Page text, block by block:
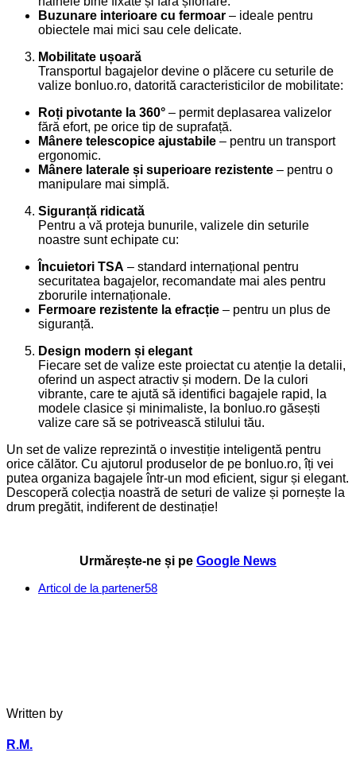
Buzunare interioare cu fermoar – ideale pentru
obiectele mai mici sau cele delicate.
Mobilitate ușoară
Transportul bagajelor devine o plăcere cu seturile de
valize bonluo.ro, datorită caracteristicilor de mobilitate:
Roți pivotante la 360° – permit deplasarea valizelor
fără efort, pe orice tip de suprafață.
Mânere telescopice ajustabile – pentru un transport
ergonomic.
Mânere laterale și superioare rezistente – pentru o
manipulare mai simplă.
Siguranță ridicată
Pentru a vă proteja bunurile, valizele din seturile
noastre sunt echipate cu:
Încuietori TSA – standard internațional pentru
securitatea bagajelor, recomandate mai ales pentru
zborurile internaționale.
Fermoare rezistente la efracție – pentru un plus de
siguranță.
Design modern și elegant
Fiecare set de valize este proiectat cu atenție la detalii,
oferind un aspect atractiv și modern. De la culori
vibrante, care te ajută să identifici bagajele rapid, la
modele clasice și minimaliste, la bonluo.ro găsești
valize care să se potrivească stilului tău.
Un set de valize reprezintă o investiție inteligentă pentru
orice călător. Cu ajutorul produselor de pe bonluo.ro, îți vei
putea organiza bagajele într-un mod eficient, sigur și elegant.
Descoperă colecția noastră de seturi de valize și pornește la
drum pregătit, indiferent de destinație!
Urmărește-ne și pe Google News
Articol de la partener58
Written by
R.M.